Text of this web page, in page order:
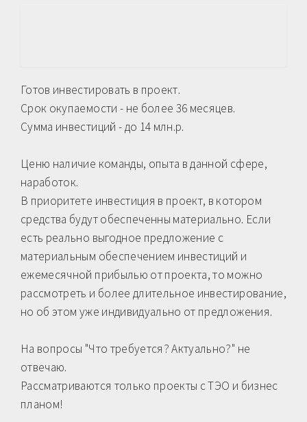
Готов инвестировать в проект.
Срок окупаемости - не более 36 месяцев.
Сумма инвестиций - до 14 млн.р.
Ценю наличие команды, опыта в данной сфере,
наработок.
В приоритете инвестиция в проект, в котором
средства будут обеспеченны материально. Если
есть реально выгодное предложение с
материальным обеспечением инвестиций и
ежемесячной прибылью от проекта, то можно
рассмотреть и более длительное инвестирование,
но об этом уже индивидуально от предложения.
На вопросы "Что требуется? Актуально?" не
отвечаю.
Рассматриваются только проекты с ТЭО и бизнес
планом!